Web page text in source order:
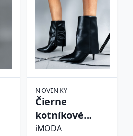
NOVINKY
Čierne
kotníkové
čižmy
iMODA